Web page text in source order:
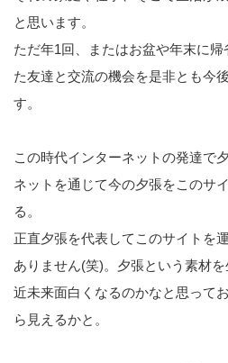
と思います。
ただ年1回、またはお盆や年末に
た友達と交流の機会を是非とも今
す。
この時代インターネットの発達で
ネットを通じて今の夕張をこのサ
る。
正直夕張を代表してこのサイトを
ありません(笑)。夕張という素材
近未来面白くなるのかなと思って
ら見えるかと。